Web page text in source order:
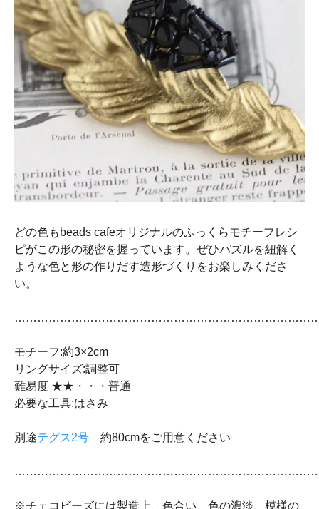
どの色もbeads cafeオリジナルのふっくらモチーフレシ
ピがこの形の秘密を握っています。ぜひパズルを紐解く
ような色と形の作りだす造形づくりをお楽しみくださ
い。
モチーフ:約3×2cm
リングサイズ:調整可
難易度 ★★・・・普通
必要な工具:はさみ
別途テグス2号 約80cmをご用意ください
※チェコビーズには製造上、色合い、色の濃淡、模様の